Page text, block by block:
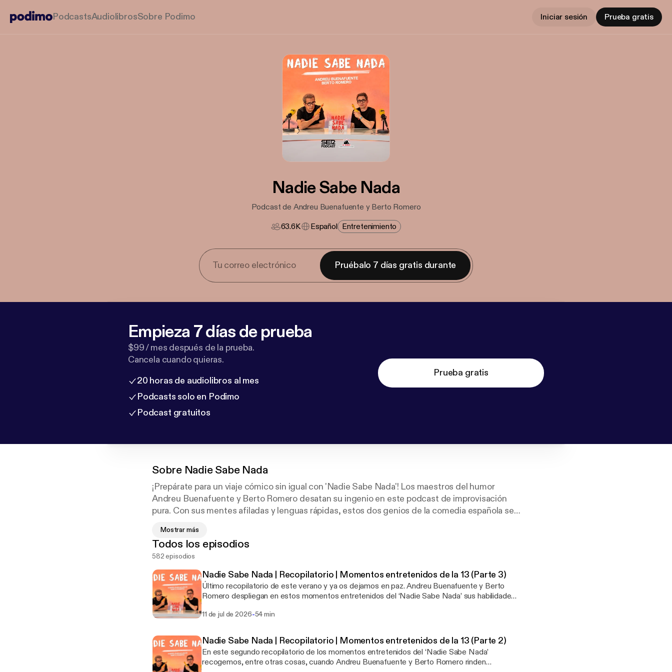
PodcastsAudiolibrosSobre Podimo Iniciar sesión Prueba gratis
Nadie Sabe Nada
Podcast de Andreu Buenafuente y Berto Romero
63.6K
Español Entretenimiento
Pruébalo 7 días gratis durante
Empieza 7 días de prueba
$99 / mes después de la prueba.
Cancela cuando quieras.
20 horas de audiolibros al mes
Podcasts solo en Podimo
Podcast gratuitos
Prueba gratis
Sobre Nadie Sabe Nada
¡Prepárate para un viaje cómico sin igual con 'Nadie Sabe Nada'! Los maestros del humor
Andreu Buenafuente y Berto Romero desatan su ingenio en este podcast de improvisación
pura. Con sus mentes afiladas y lenguas rápidas, estos dos genios de la comedia española se
Desde temas cotidianos hasta las ideas más absurdas, nada está fuera de límites en este
festín de humor espontáneo. Transmitido en vivo por Cadena Ser los sábados a las 12:00, con
video exclusivo en Podimo después de la emisión. ¡Abre bien tus oídos y prepárate para reír,
porque en el fondo, nadie sabe nada, pero estos dos lo hacen hilarante!
Mostrar más
Todos los episodios
582 episodios
Nadie Sabe Nada | Recopilatorio | Momentos entretenidos de la 13 (Parte 3)
Último recopilatorio de este verano y ya os dejamos en paz. Andreu Buenafuente y Berto
Romero despliegan en estos momentos entretenidos del ‘Nadie Sabe Nada’ sus habilidades
Además de apariciones estelares como la de Silver Balún Balcells, cocineros con estrellas,
puede negar que todo es extremadamente entretenido. A disfrutarlo y feliz verano. Nos
volvemos a encontrar en septiembre de 2026. ¡Samanté!
11 de jul de 2026-54 min
Nadie Sabe Nada | Recopilatorio | Momentos entretenidos de la 13 (Parte 2)
En este segundo recopilatorio de los momentos entretenidos del ‘Nadie Sabe Nada’
recogemos, entre otras cosas, cuando Andreu Buenafuente y Berto Romero rinden